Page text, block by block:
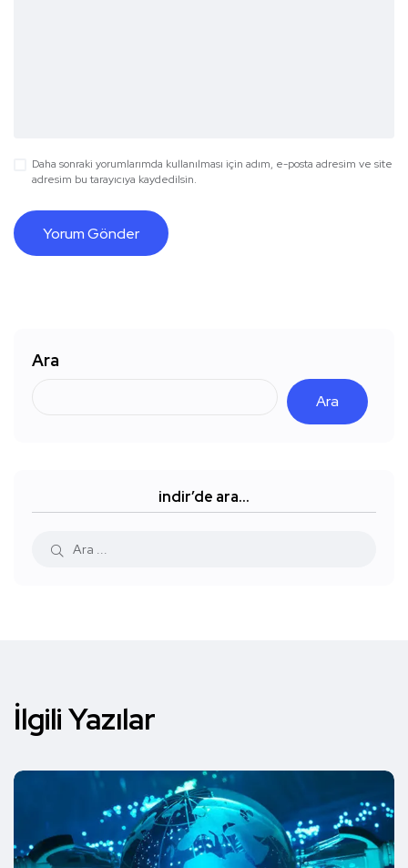
Daha sonraki yorumlarımda kullanılması için adım, e-posta adresim ve site
adresim bu tarayıcıya kaydedilsin.
Ara
Ara
indir’de ara…
İlgili Yazılar